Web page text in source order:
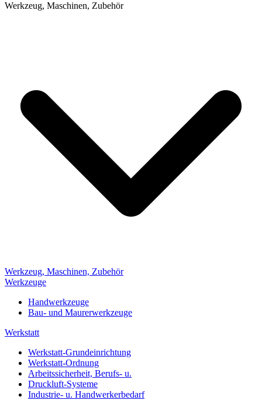
Werkzeug, Maschinen, Zubehör
Werkzeug, Maschinen, Zubehör
Werkzeuge
Handwerkzeuge
Bau- und Maurerwerkzeuge
Werkstatt
Werkstatt-Grundeinrichtung
Werkstatt-Ordnung
Arbeitssicherheit, Berufs- u.
Druckluft-Systeme
Industrie- u. Handwerkerbedarf